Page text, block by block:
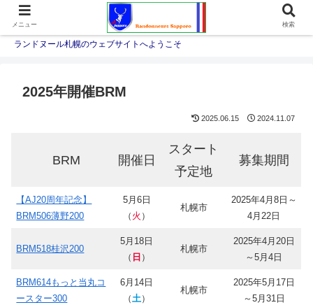
ランドヌール札幌のウェブサイトへようこそ
2025年開催BRM
2025.06.15 2024.11.07
BRM 開催日
スタート
予定地
募集期間
【AJ20周年記念】
BRM506薄野200
5月6日
（ 火 ）
札幌市
2025年4月8日～
4月22日
BRM518桂沢200
5月18日
（ 日 ）
札幌市
2025年4月20日
～5月4日
BRM614もっと当丸コ
ースター300
6月14日
（土）
札幌市
2025年5月17日
～5月31日
メニュー 検索